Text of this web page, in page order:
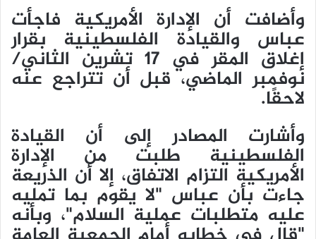
وأضافت أن الإدارة الأمريكية فاجأت
عباس والقيادة الفلسطينية بقرار
إغلاق المقر في 17 تشرين الثاني/
نوفمبر الماضي، قبل أن تتراجع عنه
لاحقًا.
وأشارت المصادر إلى أن القيادة
الفلسطينية طلبت من الإدارة
الأمريكية التزام الاتفاق، إلا أن الذريعة
جاءت بأن عباس "لا يقوم بما تمليه
عليه متطلبات عملية السلام"، وبأنه